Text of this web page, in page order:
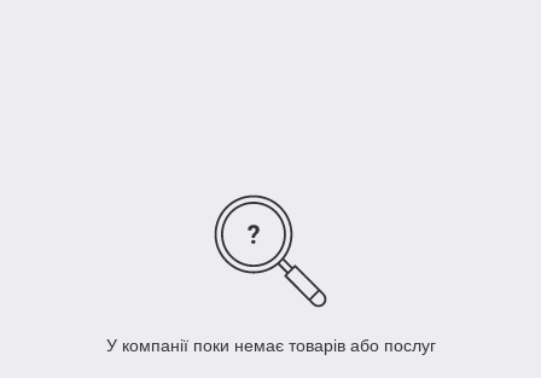
У компанії поки немає товарів або послуг